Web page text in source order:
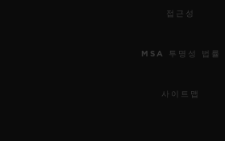
접근성
MSA 투명성 법률
사이트맵